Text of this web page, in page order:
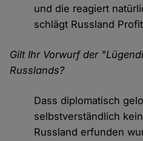
und die reagiert
schlägt Russland
Gilt Ihr Vorwurf der
Russlands?
Dass diplomatisch
selbstverständlich
Russland erfunden